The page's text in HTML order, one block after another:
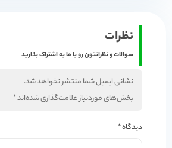
نظرات
سوالات و نظراتتون رو با ما به اشتراک بذارید
نشانی ایمیل شما منتشر نخواهد شد.
بخش‌های موردنیاز علامت‌گذاری شده‌اند*
دیدگاه*